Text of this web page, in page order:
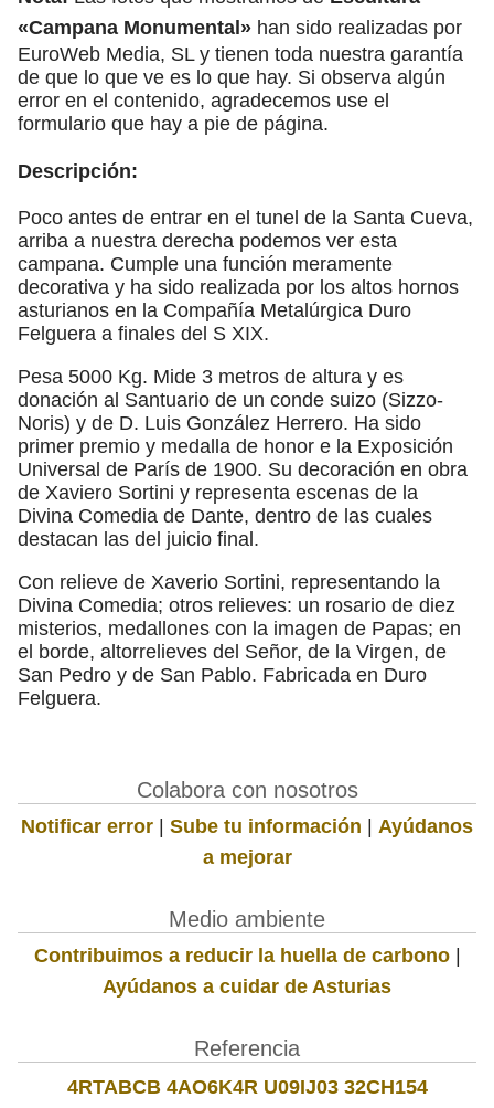
«Campana Monumental» han sido realizadas por
EuroWeb Media, SL y tienen toda nuestra garantía
de que lo que ve es lo que hay. Si observa algún
error en el contenido, agradecemos use el
formulario que hay a pie de página.
Descripción:
Poco antes de entrar en el tunel de la Santa Cueva,
arriba a nuestra derecha podemos ver esta
campana. Cumple una función meramente
decorativa y ha sido realizada por los altos hornos
asturianos en la Compañía Metalúrgica Duro
Felguera a finales del S XIX.
Pesa 5000 Kg. Mide 3 metros de altura y es
donación al Santuario de un conde suizo (Sizzo-
Noris) y de D. Luis González Herrero. Ha sido
primer premio y medalla de honor e la Exposición
Universal de París de 1900. Su decoración en obra
de Xaviero Sortini y representa escenas de la
Divina Comedia de Dante, dentro de las cuales
destacan las del juicio final.
Con relieve de Xaverio Sortini, representando la
Divina Comedia; otros relieves: un rosario de diez
misterios, medallones con la imagen de Papas; en
el borde, altorrelieves del Señor, de la Virgen, de
San Pedro y de San Pablo. Fabricada en Duro
Felguera.
Colabora con nosotros
Notificar error | Sube tu información | Ayúdanos
a mejorar
Medio ambiente
Contribuimos a reducir la huella de carbono|
Ayúdanos a cuidar de Asturias
Referencia
4RTABCB 4AO6K4R U09IJ03 32CH154